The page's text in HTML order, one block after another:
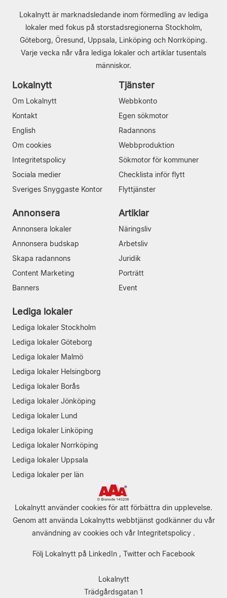
Lokalnytt är marknadsledande inom förmedling av lediga
lokaler med fokus på storstadsregionerna Stockholm,
Göteborg, Öresund, Uppsala, Linköping och Norrköping.
Varje vecka når våra lediga lokaler och artiklar tusentals
människor.
Lokalnytt
Om Lokalnytt
Kontakt
English
Om cookies
Integritetspolicy
Sociala medier
Sveriges Snyggaste Kontor
Tjänster
Webbkonto
Egen sökmotor
Radannons
Webbproduktion
Sökmotor för kommuner
Checklista inför flytt
Flyttjänster
Annonsera
Annonsera lokaler
Annonsera budskap
Skapa radannons
Content Marketing
Banners
Artiklar
Näringsliv
Arbetsliv
Juridik
Porträtt
Event
Lediga lokaler
Lediga lokaler Stockholm
Lediga lokaler Göteborg
Lediga lokaler Malmö
Lediga lokaler Helsingborg
Lediga lokaler Borås
Lediga lokaler Jönköping
Lediga lokaler Lund
Lediga lokaler Linköping
Lediga lokaler Norrköping
Lediga lokaler Uppsala
Lediga lokaler per län
Lokalnytt använder cookies för att förbättra din upplevelse.
Genom att använda Lokalnytts webbtjänst godkänner du vår
användning av cookies och vår Integritetspolicy .
Följ Lokalnytt på LinkedIn, Twitteroch Facebook
Lokalnytt
Trädgårdsgatan 1